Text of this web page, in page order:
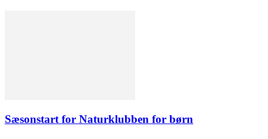
Sæsonstart for Naturklubben for børn